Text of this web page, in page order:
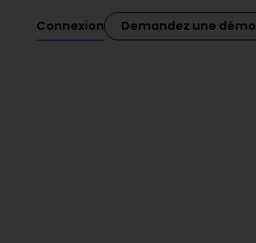
Connexion Demandez une démo